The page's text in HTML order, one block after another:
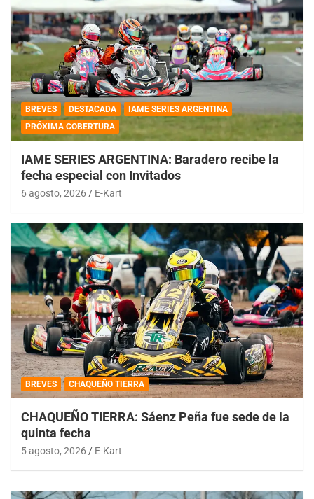
BREVES DESTACADA
IAME SERIES ARGENTINA
PRÓXIMA COBERTURA
IAME SERIES ARGENTINA: Baradero recibe la
fecha especial con Invitados
6 agosto, 2026 E-Kart
BREVES CHAQUEÑO TIERRA
CHAQUEÑO TIERRA: Sáenz Peña fue sede de la
quinta fecha
5 agosto, 2026 E-Kart